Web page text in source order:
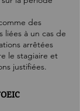
des
liées à un cas de
arrêtées
le stagiaire et
justifiées.